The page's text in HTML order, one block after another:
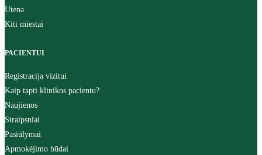
Utena
Kiti miestai
PACIENTUI
Registracija vizitui
Kaip tapti klinikos pacientu?
Naujienos
Straipsniai
Pasiūlymai
Apmokėjimo būdai